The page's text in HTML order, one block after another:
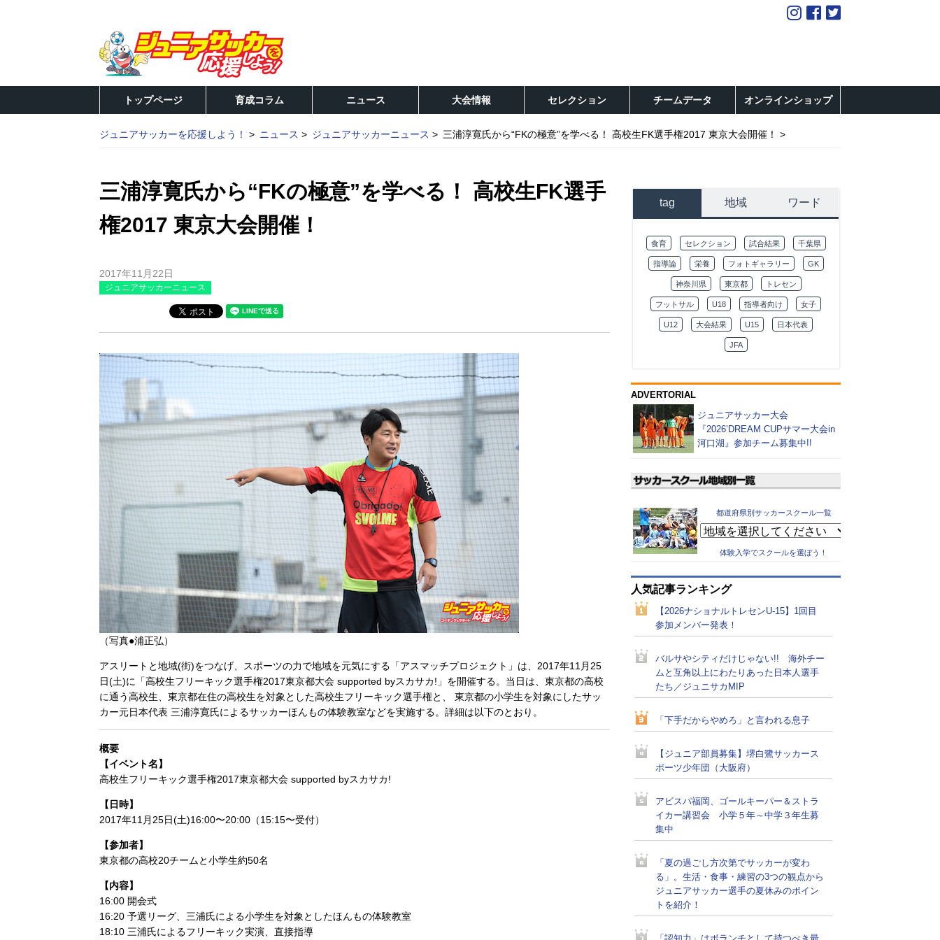
トップページ 育成コラム ニュース 大会情報 セレクション チームデータ オンラインショップ
ジュニアサッカーを応援しよう！ ニュース ジュニアサッカーニュース 三浦淳寛氏から“FKの極意”を学べる！ 高校生FK選手権2017 東京大会開催！
三浦淳寛氏から“FKの極意”を学べる！ 高校生FK選手
権2017 東京大会開催！
2017年11月22日
ジュニアサッカーニュース
（写真●浦正弘）
アスリートと地域(街)をつなげ、スポーツの力で地域を元気にする「アスマッチプロジェクト」は、2017年11月25
日(土)に「高校生フリーキック選手権2017東京都大会 supported byスカサカ!」を開催する。当日は、東京都の高校
に通う高校生、東京都在住の高校生を対象とした高校生フリーキック選手権と、 東京都の小学生を対象にしたサッ
カー元日本代表 三浦淳寛氏によるサッカーほんもの体験教室などを実施する。詳細は以下のとおり。
概要
【イベント名】
高校生フリーキック選手権2017東京都大会 supported byスカサカ!
【日時】
2017年11月25日(土)16:00〜20:00（15:15〜受付）
【参加者】
東京都の高校20チームと小学生約50名
【内容】
16:00 開会式
16:20 予選リーグ、三浦氏による小学生を対象としたほんもの体験教室
18:10 三浦氏によるフリーキック実演、直接指導
tag 地域 ワード
食育 セレクション 試合結果 千葉県
指導論 栄養 フォトギャラリー GK
神奈川県 東京都 トレセン
フットサル U18 指導者向け 女子
U12 大会結果 U15 日本代表
JFA
ADVERTORIAL
ジュニアサッカー大会
『2026’DREAM CUPサマー大会in
河口湖』参加チーム募集中!!
都道府県別サッカースクール一覧
体験入学でスクールを選ぼう！
人気記事ランキング
【2026ナショナルトレセンU-15】1回目
参加メンバー発表！
バルサやシティだけじゃない!! 海外チー
ムと互角以上にわたりあった日本人選手
たち／ジュニサカMIP
「下手だからやめろ」と言われる息子
【ジュニア部員募集】堺白鷺サッカース
ポーツ少年団（大阪府）
アビスパ福岡、ゴールキーパー＆ストラ
イカー講習会 小学５年～中学３年生募
集中
「夏の過ごし方次第でサッカーが変わ
る」。生活・食事・練習の3つの観点から
ジュニアサッカー選手の夏休みのポイン
トを紹介！